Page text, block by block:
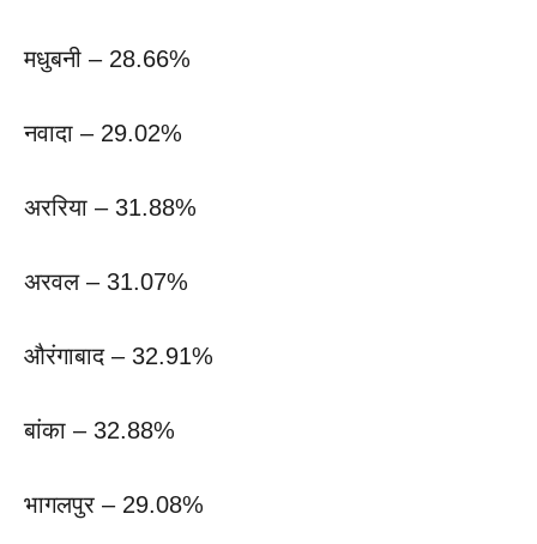
मधुबनी – 28.66%
नवादा – 29.02%
अररिया – 31.88%
अरवल – 31.07%
औरंगाबाद – 32.91%
बांका – 32.88%
भागलपुर – 29.08%